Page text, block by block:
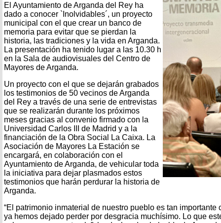
El Ayuntamiento de Arganda del Rey ha
dado a conocer `Inolvidables´, un proyecto
municipal con el que crear un banco de
memoria para evitar que se pierdan la
historia, las tradiciones y la vida en Arganda.
La presentación ha tenido lugar a las 10.30 h
en la Sala de audiovisuales del Centro de
Mayores de Arganda.
Un proyecto con el que se dejarán grabados
los testimonios de 50 vecinos de Arganda
del Rey a través de una serie de entrevistas
que se realizarán durante los próximos
meses gracias al convenio firmado con la
Universidad Carlos III de Madrid y a la
financiación de la Obra Social La Caixa. La
Asociación de Mayores La Estación se
encargará, en colaboración con el
Ayuntamiento de Arganda, de vehicular toda
la iniciativa para dejar plasmados estos
testimonios que harán perdurar la historia de
Arganda.
“El patrimonio inmaterial de nuestro pueblo es tan importante
ya hemos dejado perder por desgracia muchísimo. Lo que